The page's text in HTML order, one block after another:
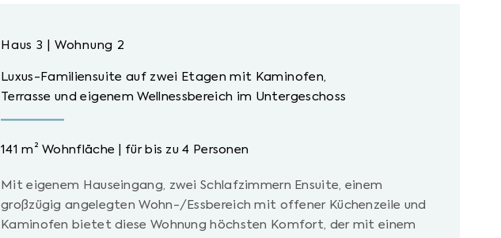
Haus 3 | Wohnung 2
Luxus-Familiensuite auf zwei Etagen mit Kaminofen,
Terrasse und eigenem Wellnessbereich im Untergeschoss
141 m² Wohnfläche | für bis zu 4 Personen
Mit eigenem Hauseingang, zwei Schlafzimmern Ensuite, einem
großzügig angelegten Wohn-/Essbereich mit offener Küchenzeile und
Kaminofen bietet diese Wohnung höchsten Komfort, der mit einem